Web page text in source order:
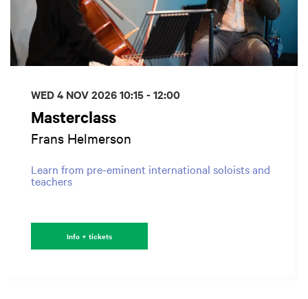
Masterclass
Frans Helmerson
Learn from pre-eminent international soloists and
teachers
WED 4 NOV 202610:15 - 12:00
Info + tickets